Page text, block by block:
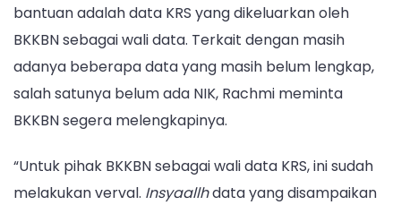
bantuan adalah data KRS yang dikeluarkan oleh
BKKBN sebagai wali data. Terkait dengan masih
adanya beberapa data yang masih belum lengkap,
salah satunya belum ada NIK, Rachmi meminta
BKKBN segera melengkapinya.
“Untuk pihak BKKBN sebagai wali data KRS, ini sudah
melakukan verval. Insyaallhdata yang disampaikan